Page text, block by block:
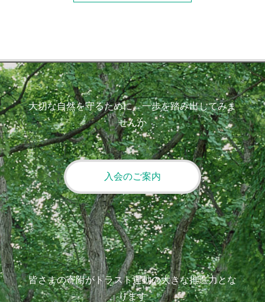
大切な自然を守るために、一歩を踏み出してみま
せんか
入会のご案内
皆さまの寄附がトラスト運動の大きな推進力とな
ります